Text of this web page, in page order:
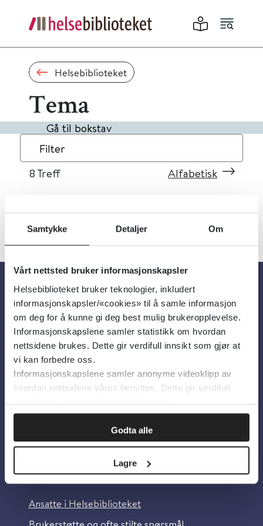
Samtykke Detaljer Om
Vårt nettsted bruker informasjonskapsler
Helsebiblioteket bruker teknologier, inkludert
informasjonskapsler/«cookies» til å samle informasjon
om deg for å kunne gi deg best mulig brukeropplevelse.
Informasjonskapslene samler statistikk om hvordan
nettsidene brukes. Dette gir verdifull innsikt som gjør at
vi kan forbedre oss.
Informasjonskapslene samler anonyme videoklipp av
hvordan nettsidene våres benyttes. Dette gir verdifull
innsikt som gjør at vi kan forbedre oss.
Godta alle
Lagre
Helsebiblioteket
Tema
Gå til bokstav
Filter
8 Treff Alfabetisk
Om oss
Om Helsebiblioteket
Personvern og informasjonskapsler
Tilgjengelighetserklæring
Information in English
Ansatte i Helsebiblioteket